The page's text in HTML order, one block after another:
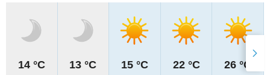
14 °C 13 °C 15 °C 22 °C 26 °C